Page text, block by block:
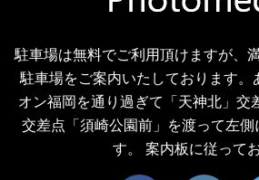
駐車場は無料でご利用頂けますが、
駐車場をご案内いたしております。
オン福岡を通り過ぎて「天神北」交
交差点「須崎公園前」を渡って左側
す。 案内板に従って